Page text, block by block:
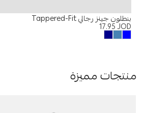
بنطلون جينز رجالي Tappered-Fit
17.95JOD
منتجات مميزة